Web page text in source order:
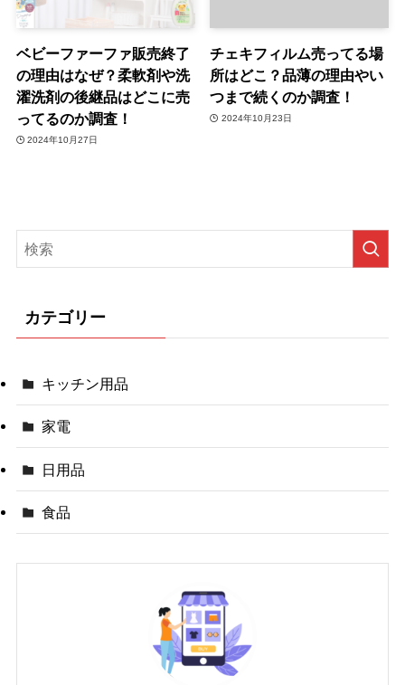
ベビーファーファ販売終了
の理由はなぜ？柔軟剤や洗
濯洗剤の後継品はどこに売
ってるのか調査！
2024年10月27日
チェキフィルム売ってる場
所はどこ？品薄の理由やい
つまで続くのか調査！
2024年10月23日
カテゴリー
キッチン用品
家電
日用品
食品